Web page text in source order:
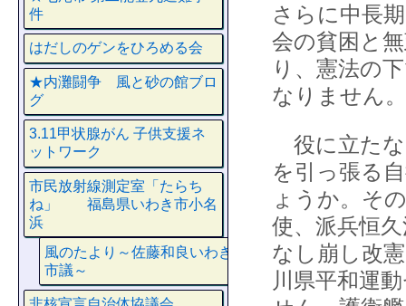
さらに中長
会の貧困と
り、憲法の
なりません。
役に立たな
を引っ張る
ょうか。そ
使、派兵恒
なし崩し改
川県平和運
件
はだしのゲンをひろめる会
★内灘闘争 風と砂の館ブロ
グ
3.11甲状腺がん 子供支援ネ
ットワーク
市民放射線測定室「たらち
ね」 福島県いわき市小名
浜
風のたより～佐藤和良いわき
市議～